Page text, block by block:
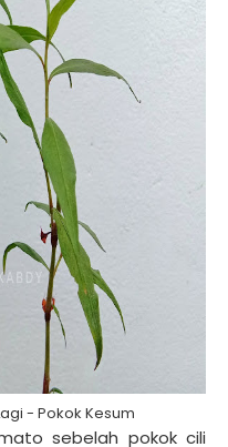
- Pokok Kesum
sebelah pokok cili